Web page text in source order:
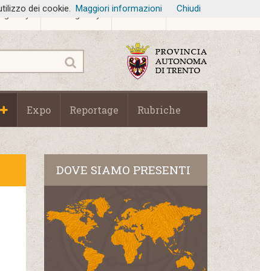
Videogallery Contatti Link utili
Expo Reportage Rubriche
DOVE SIAMO PRESENTI
dei cookie. Maggiori informazioni Chiudi